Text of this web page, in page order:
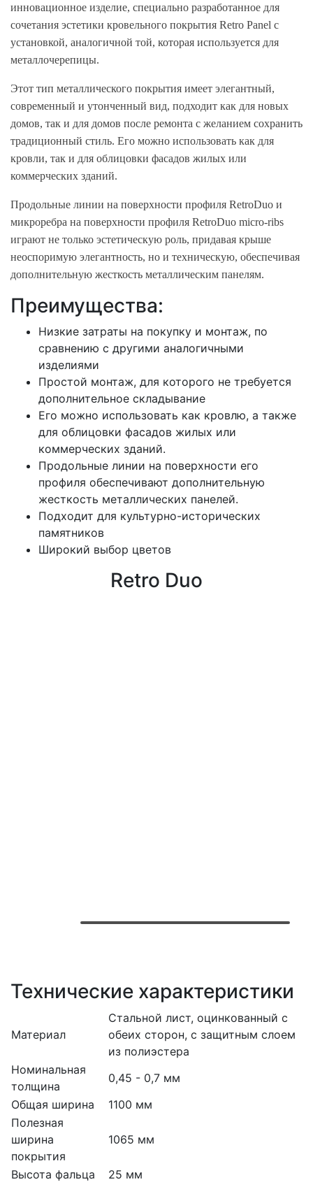
инновационное изделие, специально разработанное для
сочетания эстетики кровельного покрытия Retro Panel с
установкой, аналогичной той, которая используется для
металлочерепицы.
Этот тип металлического покрытия имеет элегантный,
современный и утонченный вид, подходит как для новых
домов, так и для домов после ремонта с желанием сохранить
традиционный стиль. Его можно использовать как для
кровли, так и для облицовки фасадов жилых или
коммерческих зданий.
Продольные линии на поверхности профиля RetroDuo и
микроребра на поверхности профиля RetroDuo micro-ribs
играют не только эстетическую роль, придавая крыше
неоспоримую элегантность, но и техническую, обеспечивая
дополнительную жесткость металлическим панелям.
Преимущества:
Низкие затраты на покупку и монтаж, по
сравнению с другими аналогичными
изделиями
Простой монтаж, для которого не требуется
дополнительное складывание
Его можно использовать как кровлю, а также
для облицовки фасадов жилых или
коммерческих зданий.
Продольные линии на поверхности его
профиля обеспечивают дополнительную
жесткость металлических панелей.
Подходит для культурно-исторических
памятников
Широкий выбор цветов
Retro Duo
Технические характеристики
Материал
Стальной лист, оцинкованный с
обеих сторон, с защитным слоем
из полиэстера
Номинальная
толщина
0,45 - 0,7 мм
Общая ширина
1100 мм
Полезная
ширина
покрытия
1065 мм
Высота фальца
25 мм